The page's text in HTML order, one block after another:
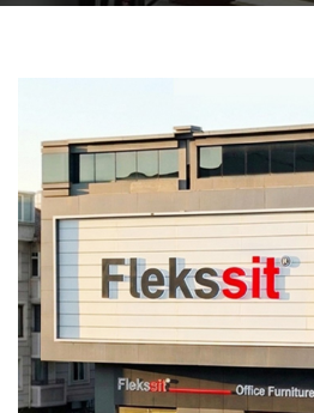
Adresinde
Sürdürülebilir büyüme
memnuniyeti ilkelerimizle,